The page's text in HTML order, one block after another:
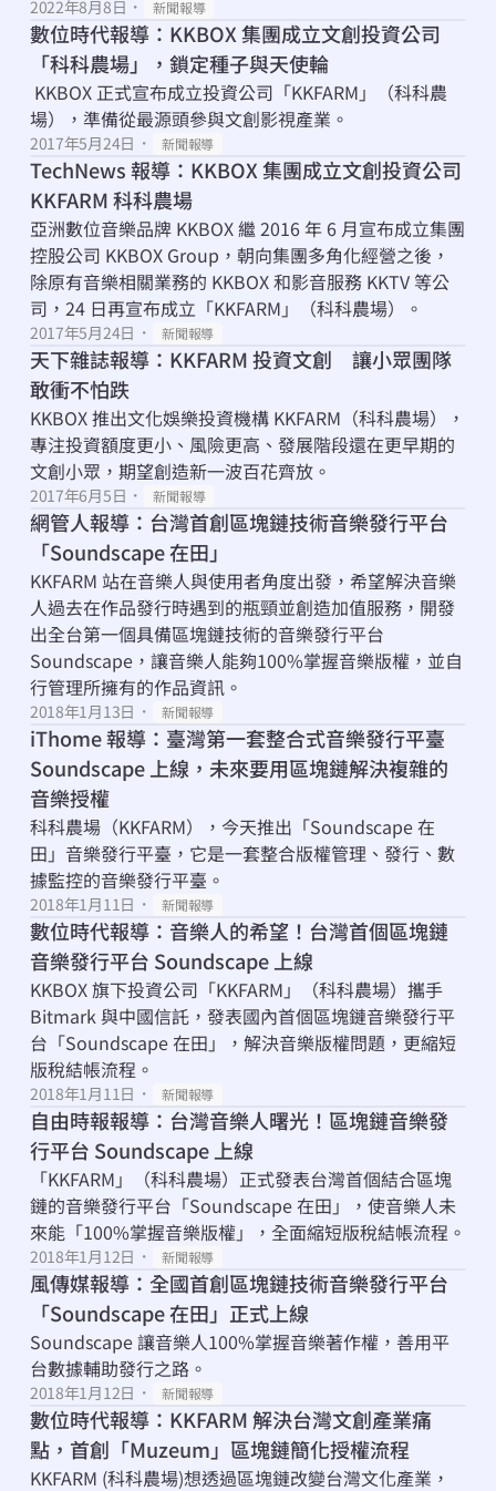
2022年8月8日 ・ 新聞報導
數位時代報導：KKBOX 集團成立文創投資公司
「科科農場」，鎖定種子與天使輪
場），準備從最源頭參與文創影視產業。
2017年5月24日 ・ 新聞報導
TechNews 報導：KKBOX 集團成立文創投資公司
KKFARM 科科農場
亞洲數位音樂品牌 KKBOX 繼 2016 年 6 月宣布成立集團
控股公司 KKBOX Group，朝向集團多角化經營之後，
除原有音樂相關業務的 KKBOX 和影音服務 KKTV 等公
司，24 日再宣布成立「KKFARM」（科科農場）。
2017年5月24日 ・ 新聞報導
天下雜誌報導：KKFARM 投資文創　讓小眾團隊
敢衝不怕跌
KKBOX 推出文化娛樂投資機構 KKFARM（科科農場），
專注投資額度更小、風險更高、發展階段還在更早期的
文創小眾，期望創造新一波百花齊放。
2017年6月5日 ・ 新聞報導
網管人報導：台灣首創區塊鏈技術音樂發行平台
「Soundscape 在田」
KKFARM 站在音樂人與使用者角度出發，希望解決音樂
人過去在作品發行時遇到的瓶頸並創造加值服務，開發
出全台第一個具備區塊鏈技術的音樂發行平台
Soundscape，讓音樂人能夠100%掌握音樂版權，並自
行管理所擁有的作品資訊。
2018年1月13日 ・ 新聞報導
iThome 報導：臺灣第一套整合式音樂發行平臺
Soundscape 上線，未來要用區塊鏈解決複雜的
音樂授權
科科農場（KKFARM），今天推出「Soundscape 在
田」音樂發行平臺，它是一套整合版權管理、發行、數
據監控的音樂發行平臺。
2018年1月11日 ・ 新聞報導
數位時代報導：音樂人的希望！台灣首個區塊鏈
音樂發行平台 Soundscape 上線
KKBOX 旗下投資公司「KKFARM」（科科農場）攜手
Bitmark 與中國信託，發表國內首個區塊鏈音樂發行平
台「Soundscape 在田」，解決音樂版權問題，更縮短
版稅結帳流程。
2018年1月11日 ・ 新聞報導
自由時報報導：台灣音樂人曙光！區塊鏈音樂發
行平台 Soundscape 上線
「KKFARM」（科科農場）正式發表台灣首個結合區塊
鏈的音樂發行平台「Soundscape 在田」，使音樂人未
2018年1月12日 ・ 新聞報導
風傳媒報導：全國首創區塊鏈技術音樂發行平台
「Soundscape 在田」正式上線
Soundscape 讓音樂人100%掌握音樂著作權，善用平
台數據輔助發行之路。
2018年1月12日 ・ 新聞報導
數位時代報導：KKFARM 解決台灣文創產業痛
點，首創「Muzeum」區塊鏈簡化授權流程
KKFARM (科科農場)想透過區塊鏈改變台灣文化產業，